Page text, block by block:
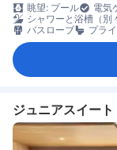
眺望: プール
電気
シャワーと浴槽（別
バスローブ
プラ
ジュニアスイー